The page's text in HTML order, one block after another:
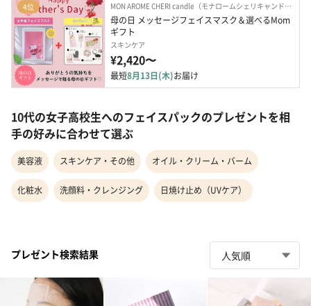
4位 MON AROME CHERI candle（モナロームシェリキャンドル）
母の日 メッセージフェイスマスク＆選べるMom
ギフト
スキンケア
¥2,420〜
最短8月13日(木)お届け
10代の女子高校生へのフェイスパックのプレゼントを相
手の好みに合わせて選ぶ
美容液 スキンケア・その他 オイル・クリーム・バーム
化粧水 洗顔料・クレンジング 日焼け止め（UVケア）
プレゼント検索結果